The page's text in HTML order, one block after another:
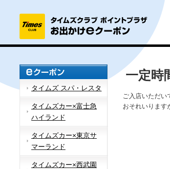
タイムズ スパ・レスタ
タイムズカー×富士急
ハイランド
タイムズカー×東京サ
マーランド
タイムズカー×西武園
一定時
ご入店いただい
おそれいります